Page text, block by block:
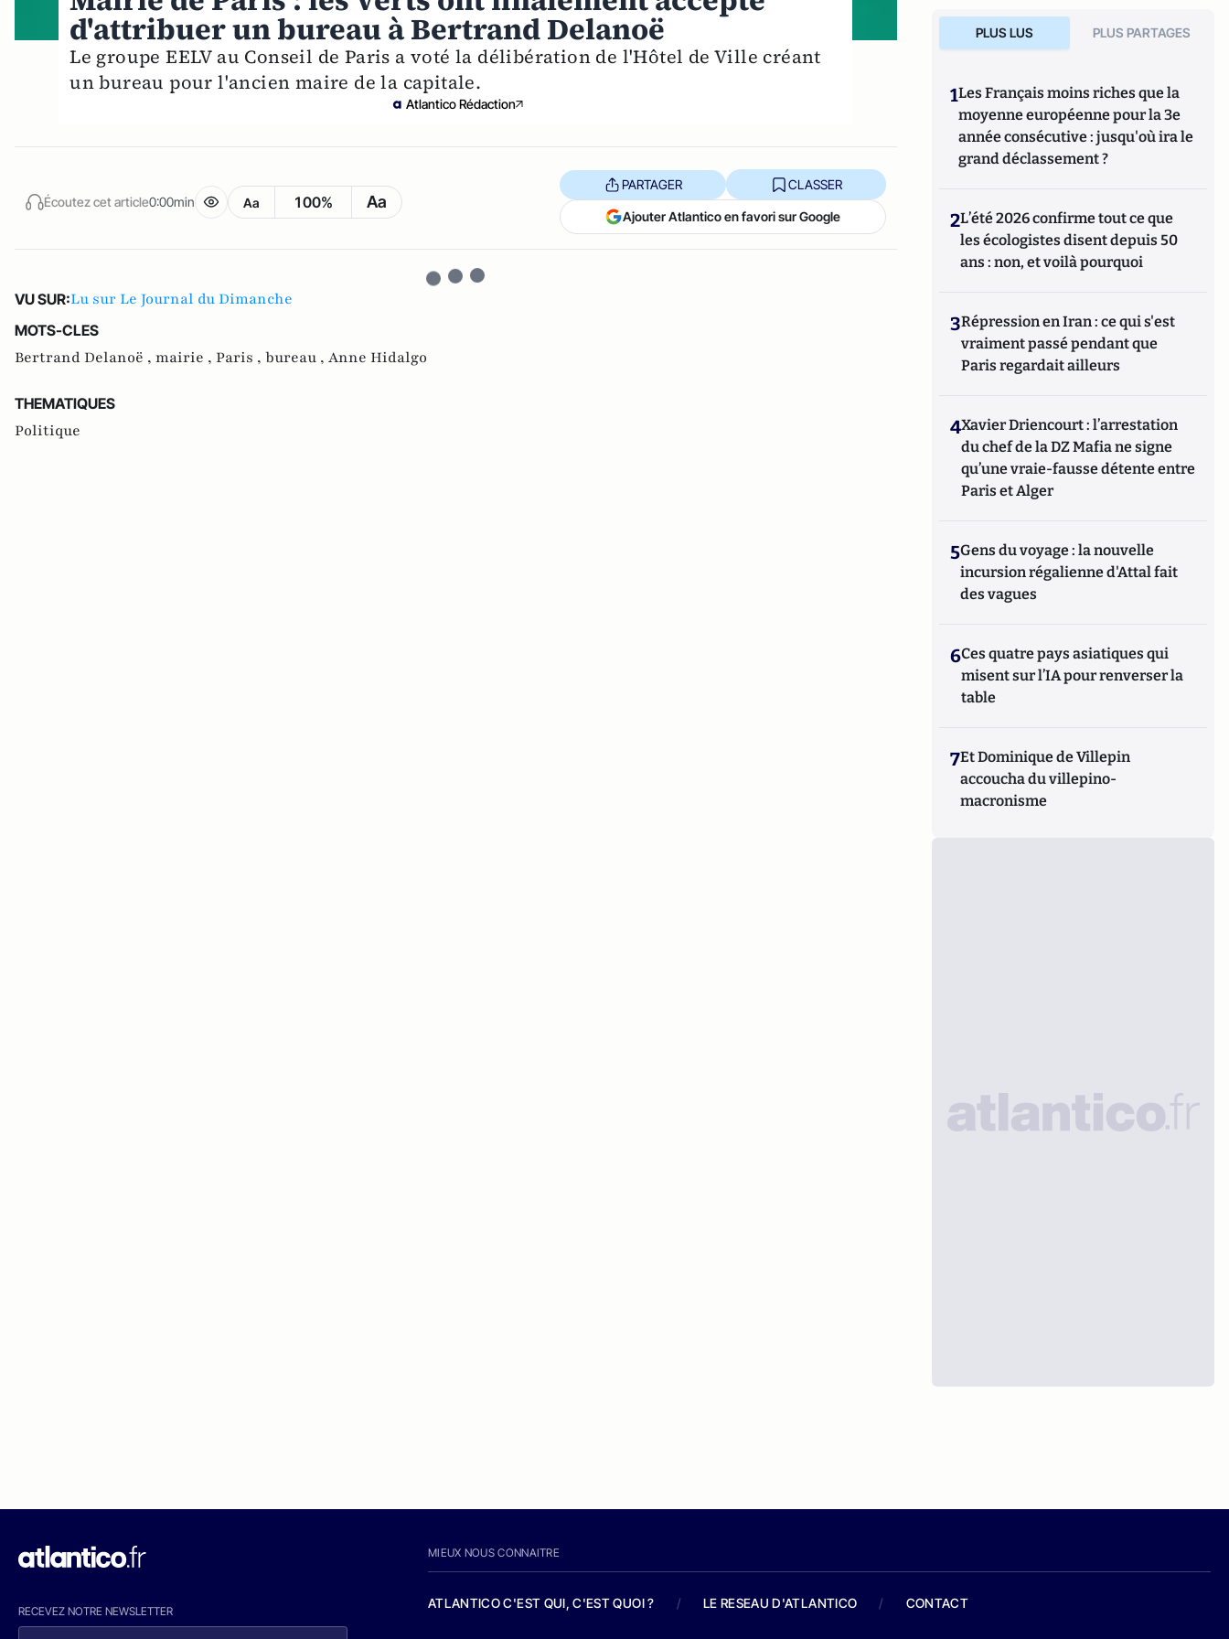
d'attribuer un bureau à Bertrand Delanoë
Le groupe EELV au Conseil de Paris a voté la délibération de l'Hôtel de Ville créant
un bureau pour l'ancien maire de la capitale.
Atlantico Rédaction
Écoutez cet article0:00min Aa 100% Aa
PARTAGER CLASSER
Ajouter Atlantico en favori sur Google
VU SUR:Lu sur Le Journal du Dimanche
MOTS-CLES
Bertrand Delanoë , mairie , Paris , bureau , Anne Hidalgo
THEMATIQUES
Politique
PLUS LUS PLUS PARTAGES
1Les Français moins riches que la
moyenne européenne pour la 3e
année consécutive : jusqu'où ira le
grand déclassement ?
2L’été 2026 confirme tout ce que
les écologistes disent depuis 50
ans : non, et voilà pourquoi
3Répression en Iran : ce qui s'est
vraiment passé pendant que
Paris regardait ailleurs
4Xavier Driencourt : l’arrestation
du chef de la DZ Mafia ne signe
qu’une vraie-fausse détente entre
Paris et Alger
5Gens du voyage : la nouvelle
incursion régalienne d'Attal fait
des vagues
6Ces quatre pays asiatiques qui
misent sur l’IA pour renverser la
table
7Et Dominique de Villepin
accoucha du villepino-
macronisme
RECEVEZ NOTRE NEWSLETTER
MIEUX NOUS CONNAITRE
ATLANTICO C'EST QUI, C'EST QUOI ? / LE RESEAU D'ATLANTICO / CONTACT